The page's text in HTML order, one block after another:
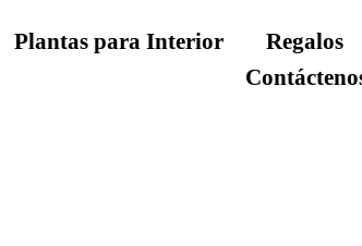
Plantas para Interior Regalos